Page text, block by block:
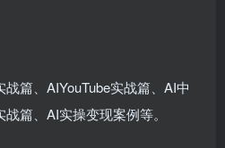
篇、AIYouTube实战篇、AI中
篇、AI实操变现案例等。